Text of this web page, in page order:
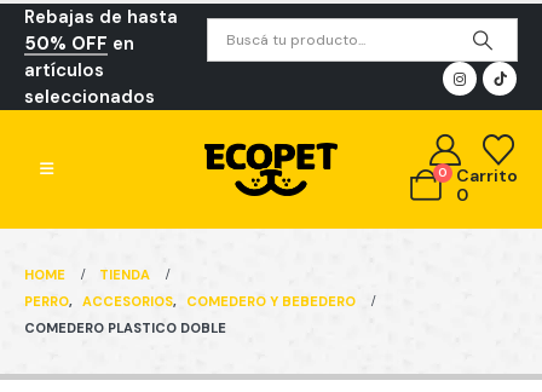
Rebajas de hasta
50% OFF en
artículos
seleccionados
0
Carrito
0
HOME
TIENDA
PERRO, ACCESORIOS,
COMEDERO Y BEBEDERO
COMEDERO PLASTICO DOBLE